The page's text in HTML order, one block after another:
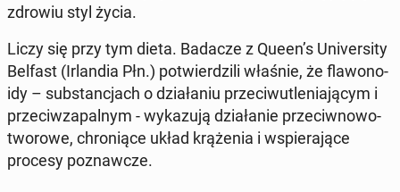
zdrowiu styl życia.
Liczy się przy tym dieta. Badacze z Queen’s Uni­ver­si­ty
Belfast (Ir­lan­dia Płn.) po­twier­dzi­li właśnie, że fla­wo­no­
idy – sub­stan­cjach o dzia­ła­niu prze­ciw­u­tle­nia­ją­cym i
prze­ciw­za­pal­nym - wy­ka­zu­ją dzia­ła­nie prze­ciw­no­wo­
two­ro­we, chro­nią­ce układ krą­że­nia i wspie­ra­ją­ce
procesy po­znaw­cze.